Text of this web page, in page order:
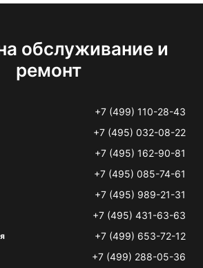
обслуживание и
ремонт
+7 (499) 110-28-43
+7 (495) 032-08-22
+7 (495) 162-90-81
+7 (495) 085-74-61
+7 (495) 989-21-31
+7 (495) 431-63-63
+7 (499) 653-72-12
+7 (499) 288-05-36